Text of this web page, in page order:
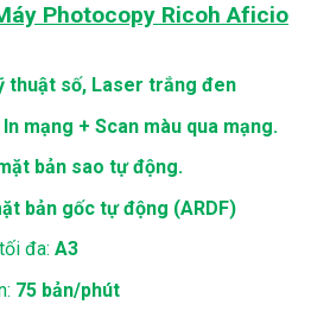
Photocopy Ricoh Aficio
thuật số, Laser trắng đen
mạng + Scan màu qua mạng.
bản sao tự động.
bản gốc tự động (ARDF)
đa: A3
75 bản/phút